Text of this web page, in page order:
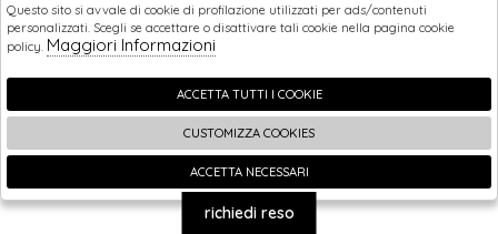
SHOPPING
EXTRA
🍪
richiedi reso
Questo sito si avvale di cookie di profilazione utilizzati per ads/contenuti
personalizzati. Scegli se accettare o disattivare tali cookie nella pagina cookie
policy. Maggiori Informazioni
ACCETTA TUTTI I COOKIE
CUSTOMIZZA COOKIES
ACCETTA NECESSARI